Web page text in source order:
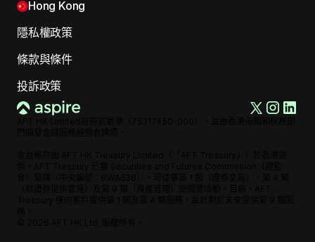
Hong Kong
隱私權政策
條款與條件
投訴政策